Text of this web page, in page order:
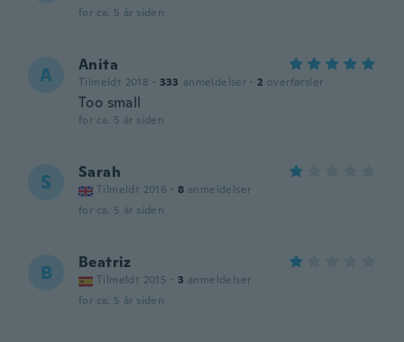
for ca. 5 år siden
A Anita
Tilmeldt 2018 · 333 anmeldelser · 2 overførsler
Too small
for ca. 5 år siden
S Sarah
Tilmeldt 2016 · 8 anmeldelser
for ca. 5 år siden
B Beatriz
Tilmeldt 2015 · 3 anmeldelser
for ca. 5 år siden